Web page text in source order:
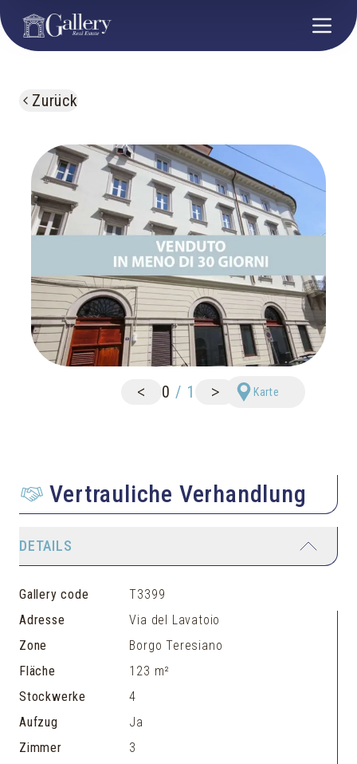
Zurück
< 0 / 1 > Karte
Vertrauliche Verhandlung
DETAILS
Gallery code
T3399
Adresse
Via del Lavatoio
Zone
Borgo Teresiano
Fläche
123 m²
Stockwerke
4
Aufzug
Ja
Zimmer
3